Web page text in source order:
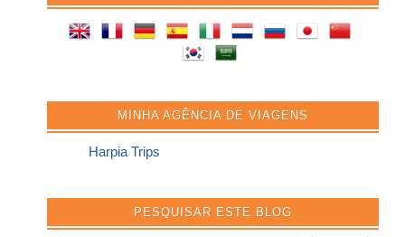
MINHA AGÊNCIA DE VIAGENS
Harpia Trips
PESQUISAR ESTE BLOG